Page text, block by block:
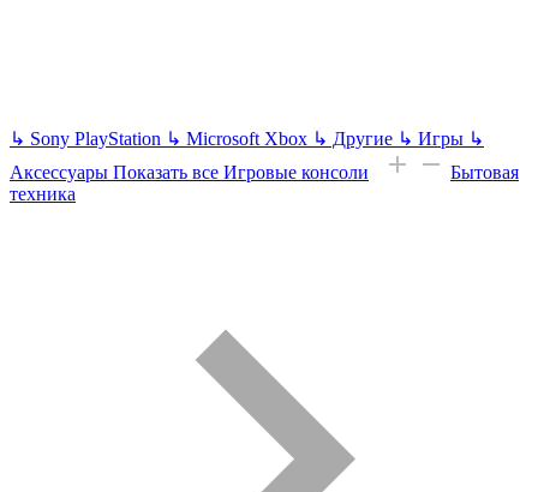
↳ Sony PlayStation ↳ Microsoft Xbox ↳ Другие ↳ Игры ↳
Аксессуары Показать все Игровые консоли
Бытовая
техника